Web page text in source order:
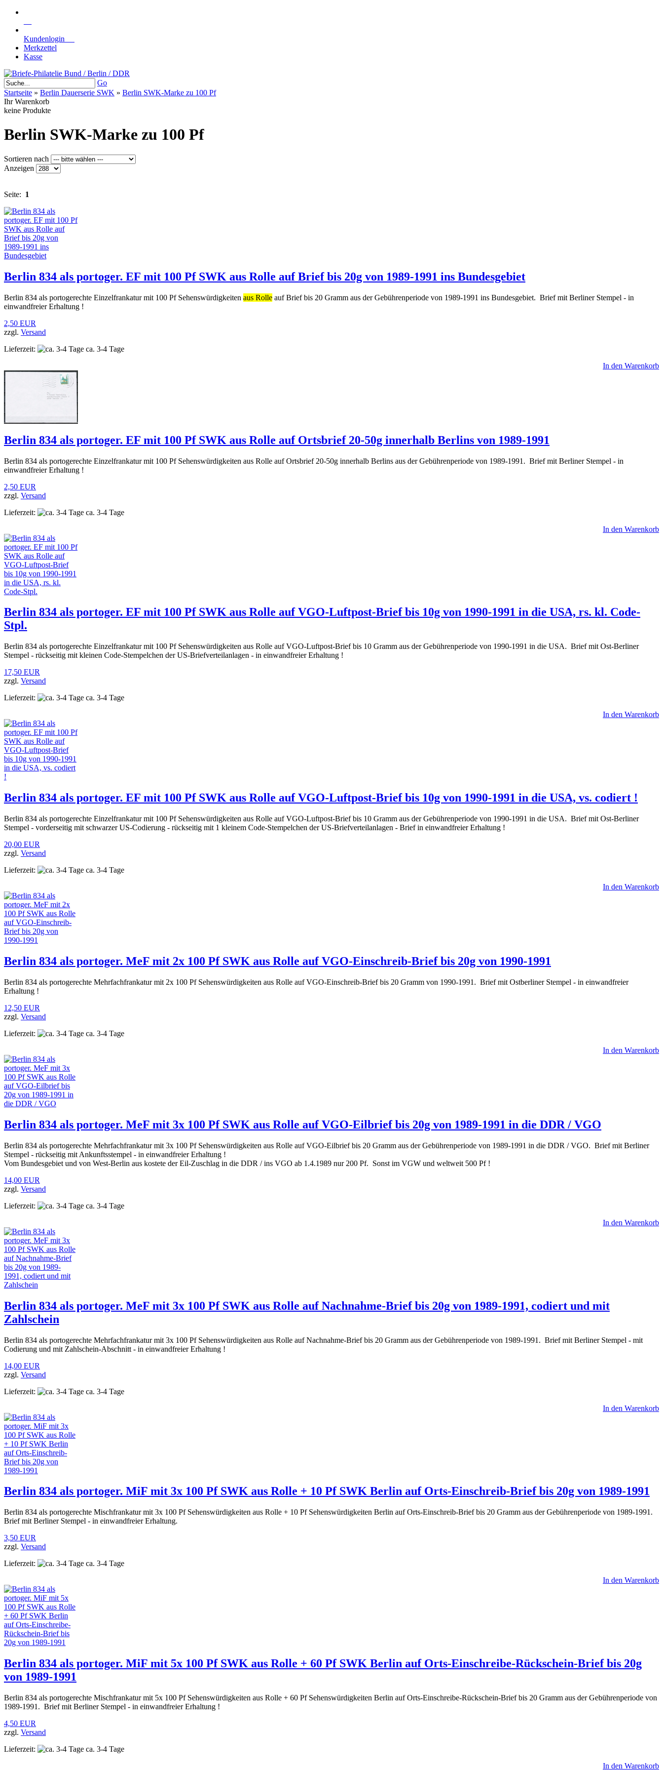
Kundenlogin
Merkzettel
Kasse
Go
Startseite » Berlin Dauerserie SWK » Berlin SWK-Marke zu 100 Pf
Ihr Warenkorb
keine Produkte
Berlin SWK-Marke zu 100 Pf
Sortieren nach
Anzeigen
Seite: 1
Berlin 834 als portoger. EF mit 100 Pf SWK aus Rolle auf Brief bis 20g von 1989-1991 ins Bundesgebiet
Berlin 834 als portogerechte Einzelfrankatur mit 100 Pf Sehenswürdigkeiten aus Rolle auf Brief bis 20 Gramm aus der Gebührenperiode von 1989-1991 ins Bundesgebiet. Brief mit Berliner Stempel - in
einwandfreier Erhaltung !
2,50 EUR
zzgl. Versand
Lieferzeit:
ca. 3-4 Tage
In den Warenkorb
Berlin 834 als portoger. EF mit 100 Pf SWK aus Rolle auf Ortsbrief 20-50g innerhalb Berlins von 1989-1991
Berlin 834 als portogerechte Einzelfrankatur mit 100 Pf Sehenswürdigkeiten aus Rolle auf Ortsbrief 20-50g innerhalb Berlins aus der Gebührenperiode von 1989-1991. Brief mit Berliner Stempel - in
einwandfreier Erhaltung !
2,50 EUR
zzgl. Versand
Lieferzeit:
ca. 3-4 Tage
In den Warenkorb
Berlin 834 als portoger. EF mit 100 Pf SWK aus Rolle auf VGO-Luftpost-Brief bis 10g von 1990-1991 in die USA, rs. kl. Code-
Stpl.
Berlin 834 als portogerechte Einzelfrankatur mit 100 Pf Sehenswürdigkeiten aus Rolle auf VGO-Luftpost-Brief bis 10 Gramm aus der Gebührenperiode von 1990-1991 in die USA. Brief mit Ost-Berliner
Stempel - rückseitig mit kleinen Code-Stempelchen der US-Briefverteilanlagen - in einwandfreier Erhaltung !
17,50 EUR
zzgl. Versand
Lieferzeit:
ca. 3-4 Tage
In den Warenkorb
Berlin 834 als portoger. EF mit 100 Pf SWK aus Rolle auf VGO-Luftpost-Brief bis 10g von 1990-1991 in die USA, vs. codiert !
Berlin 834 als portogerechte Einzelfrankatur mit 100 Pf Sehenswürdigkeiten aus Rolle auf VGO-Luftpost-Brief bis 10 Gramm aus der Gebührenperiode von 1990-1991 in die USA. Brief mit Ost-Berliner
Stempel - vorderseitig mit schwarzer US-Codierung - rückseitig mit 1 kleinem Code-Stempelchen der US-Briefverteilanlagen - Brief in einwandfreier Erhaltung !
20,00 EUR
zzgl. Versand
Lieferzeit:
ca. 3-4 Tage
In den Warenkorb
Berlin 834 als portoger. MeF mit 2x 100 Pf SWK aus Rolle auf VGO-Einschreib-Brief bis 20g von 1990-1991
Berlin 834 als portogerechte Mehrfachfrankatur mit 2x 100 Pf Sehenswürdigkeiten aus Rolle auf VGO-Einschreib-Brief bis 20 Gramm von 1990-1991. Brief mit Ostberliner Stempel - in einwandfreier
Erhaltung !
12,50 EUR
zzgl. Versand
Lieferzeit:
ca. 3-4 Tage
In den Warenkorb
Berlin 834 als portoger. MeF mit 3x 100 Pf SWK aus Rolle auf VGO-Eilbrief bis 20g von 1989-1991 in die DDR / VGO
Berlin 834 als portogerechte Mehrfachfrankatur mit 3x 100 Pf Sehenswürdigkeiten aus Rolle auf VGO-Eilbrief bis 20 Gramm aus der Gebührenperiode von 1989-1991 in die DDR / VGO. Brief mit Berliner
Stempel - rückseitig mit Ankunftsstempel - in einwandfreier Erhaltung !
Vom Bundesgebiet und von West-Berlin aus kostete der Eil-Zuschlag in die DDR / ins VGO ab 1.4.1989 nur 200 Pf. Sonst im VGW und weltweit 500 Pf !
14,00 EUR
zzgl. Versand
Lieferzeit:
ca. 3-4 Tage
In den Warenkorb
Berlin 834 als portoger. MeF mit 3x 100 Pf SWK aus Rolle auf Nachnahme-Brief bis 20g von 1989-1991, codiert und mit
Zahlschein
Berlin 834 als portogerechte Mehrfachfrankatur mit 3x 100 Pf Sehenswürdigkeiten aus Rolle auf Nachnahme-Brief bis 20 Gramm aus der Gebührenperiode von 1989-1991. Brief mit Berliner Stempel - mit
Codierung und mit Zahlschein-Abschnitt - in einwandfreier Erhaltung !
14,00 EUR
zzgl. Versand
Lieferzeit:
ca. 3-4 Tage
In den Warenkorb
Berlin 834 als portoger. MiF mit 3x 100 Pf SWK aus Rolle + 10 Pf SWK Berlin auf Orts-Einschreib-Brief bis 20g von 1989-1991
Berlin 834 als portogerechte Mischfrankatur mit 3x 100 Pf Sehenswürdigkeiten aus Rolle + 10 Pf Sehenswürdigkeiten Berlin auf Orts-Einschreib-Brief bis 20 Gramm aus der Gebührenperiode von 1989-1991.
Brief mit Berliner Stempel - in einwandfreier Erhaltung.
3,50 EUR
zzgl. Versand
Lieferzeit:
ca. 3-4 Tage
In den Warenkorb
Berlin 834 als portoger. MiF mit 5x 100 Pf SWK aus Rolle + 60 Pf SWK Berlin auf Orts-Einschreibe-Rückschein-Brief bis 20g
von 1989-1991
Berlin 834 als portogerechte Mischfrankatur mit 5x 100 Pf Sehenswürdigkeiten aus Rolle + 60 Pf Sehenswürdigkeiten Berlin auf Orts-Einschreibe-Rückschein-Brief bis 20 Gramm aus der Gebührenperiode von
1989-1991. Brief mit Berliner Stempel - in einwandfreier Erhaltung !
4,50 EUR
zzgl. Versand
Lieferzeit:
ca. 3-4 Tage
In den Warenkorb